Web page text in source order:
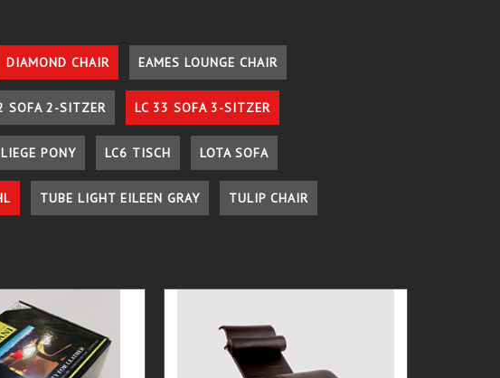
DIAMOND CHAIR EAMES LOUNGE CHAIR
SOFA 2-SITZER LC 33 SOFA 3-SITZER
PONY LC6 TISCH LOTA SOFA
TUBE LIGHT EILEEN GRAY TULIP CHAIR